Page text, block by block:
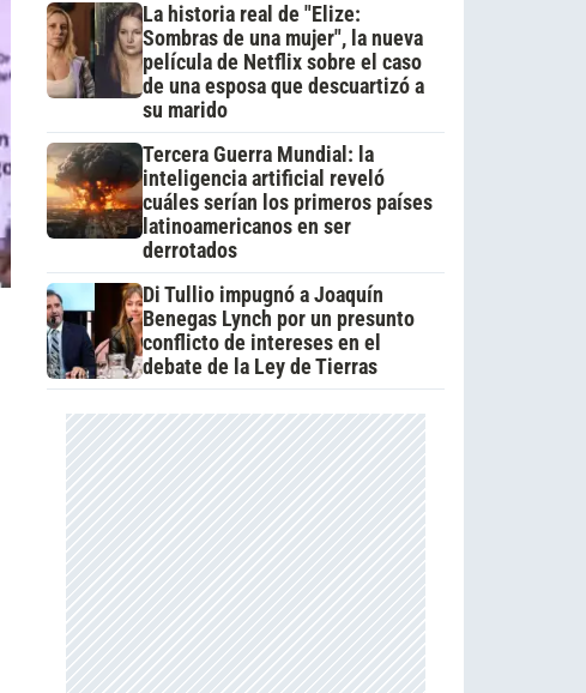
La historia real de "Elize:
Sombras de una mujer", la nueva
película de Netflix sobre el caso
de una esposa que descuartizó a
su marido
Tercera Guerra Mundial: la
inteligencia artificial reveló
cuáles serían los primeros países
latinoamericanos en ser
derrotados
Di Tullio impugnó a Joaquín
Benegas Lynch por un presunto
conflicto de intereses en el
debate de la Ley de Tierras